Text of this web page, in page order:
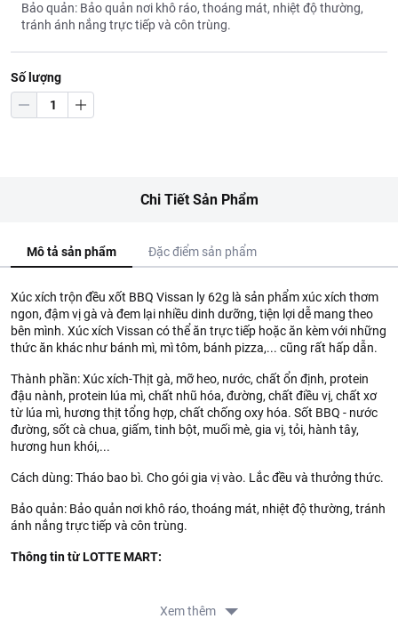
Bảo quản: Bảo quản nơi khô ráo, thoáng mát, nhiệt độ thường,
tránh ánh nắng trực tiếp và côn trùng.
Số lượng
Chi Tiết Sản Phẩm
Mô tả sản phẩm Đặc điểm sản phẩm
Xúc xích trộn đều xốt BBQ Vissan ly 62g là sản phẩm xúc xích thơm
ngon, đậm vị gà và đem lại nhiều dinh dưỡng, tiện lợi dễ mang theo
bên mình. Xúc xích Vissan có thể ăn trực tiếp hoặc ăn kèm với những
thức ăn khác như bánh mì, mì tôm, bánh pizza,... cũng rất hấp dẫn.
Thành phần: Xúc xích-Thịt gà, mỡ heo, nước, chất ổn định, protein
đậu nành, protein lúa mì, chất nhũ hóa, đường, chất điều vị, chất xơ
từ lúa mì, hương thịt tổng hợp, chất chống oxy hóa. Sốt BBQ - nước
đường, sốt cà chua, giấm, tinh bột, muối mè, gia vị, tỏi, hành tây,
hương hun khói,...
Cách dùng: Tháo bao bì. Cho gói gia vị vào. Lắc đều và thưởng thức.
Bảo quản: Bảo quản nơi khô ráo, thoáng mát, nhiệt độ thường, tránh
ánh nắng trực tiếp và côn trùng.
Thông tin từ LOTTE MART:
đơn hàng của Quý khách, vui lòng xem chính sách tại:
Xem thêm